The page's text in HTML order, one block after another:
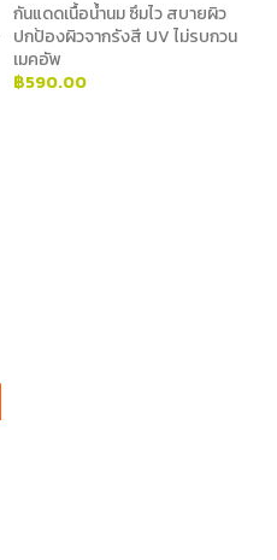
กันแดดเนื้อน้ำนม ซึมไว สบายผิว
ปกป้องผิวจากรังสี UV ไม่รบกวน
เมคอัพ
฿590.00